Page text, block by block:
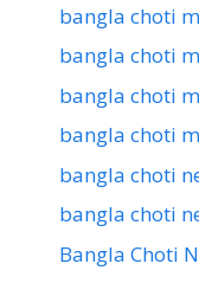
bangla choti
bangla choti
bangla choti
bangla choti
bangla choti
bangla choti
Bangla Choti